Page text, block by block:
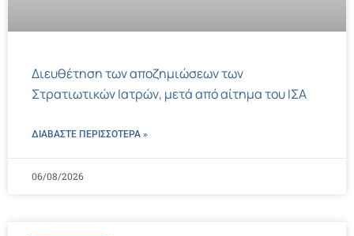
Διευθέτηση των αποζημιώσεων των
Στρατιωτικών Ιατρών, μετά από αίτημα του ΙΣΑ
ΔΙΑΒΑΣΤΕ ΠΕΡΙΣΣΌΤΕΡΑ »
06/08/2026